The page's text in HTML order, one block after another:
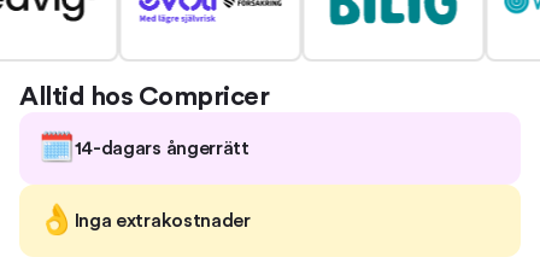
Alltid hos Compricer
🗓️14-dagars ångerrätt
👌 Inga extrakostnader